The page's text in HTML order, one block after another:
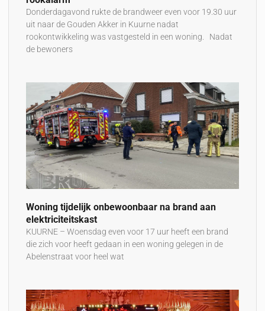
Donderdagavond rukte de brandweer even voor 19.30 uur
uit naar de Gouden Akker in Kuurne nadat
rookontwikkeling was vastgesteld in een woning. Nadat
de bewoners
Woning tijdelijk onbewoonbaar na brand aan
elektriciteitskast
KUURNE – Woensdag even voor 17 uur heeft een brand
die zich voor heeft gedaan in een woning gelegen in de
Abelenstraat voor heel wat